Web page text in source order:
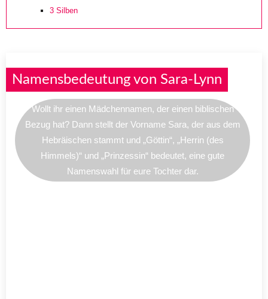
3 Silben
Namensbedeutung von Sara-Lynn
Wollt ihr einen Mädchennamen, der einen biblischen
Bezug hat? Dann stellt der Vorname Sara, der aus dem
Hebräischen stammt und „Göttin“, „Herrin (des
Himmels)“ und „Prinzessin“ bedeutet, eine gute
Namenswahl für eure Tochter dar.